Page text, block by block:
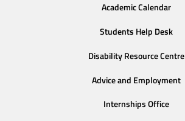
Academic Calendar
Students Help Desk
Disability Resource Centre
Advice and Employment
Internships Office